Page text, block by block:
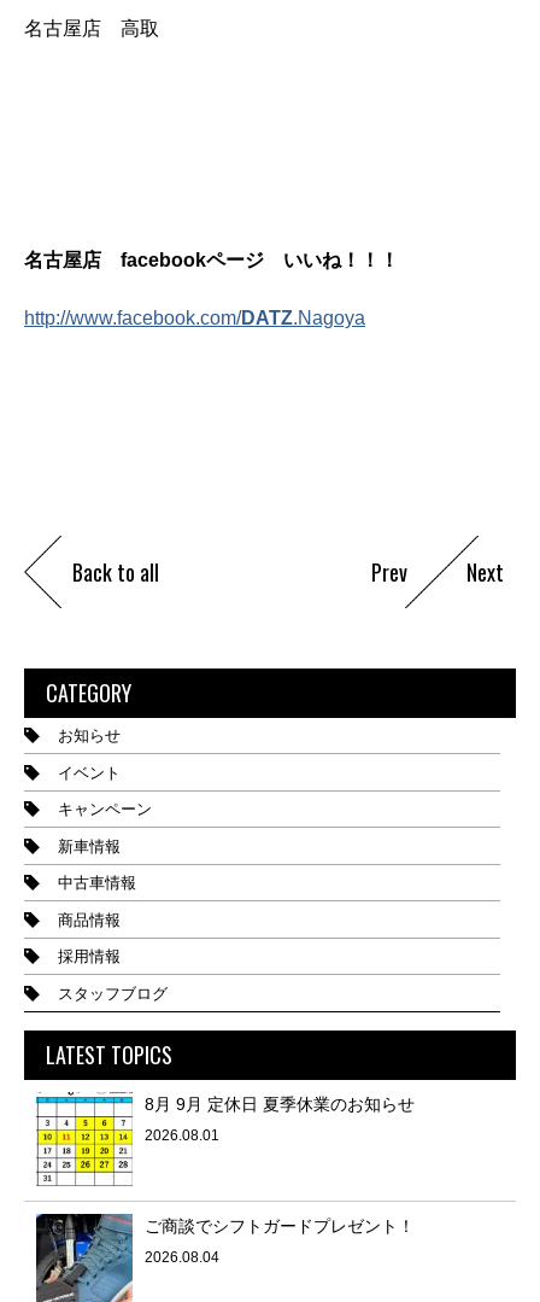
名古屋店 高取
名古屋店 facebookページ いいね！！！
http://www.facebook.com/DATZ.Nagoya
Back to all Prev Next
CATEGORY
お知らせ
イベント
キャンペーン
新車情報
中古車情報
商品情報
採用情報
スタッフブログ
LATEST TOPICS
8月 9月 定休日 夏季休業のお知らせ
2026.08.01
ご商談でシフトガードプレゼント！
2026.08.04